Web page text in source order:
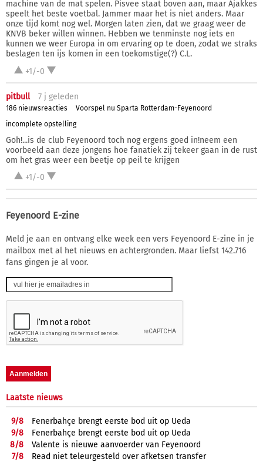
machine van de mat spelen. Pisvee staat boven aan, maar Ajakkes
speelt het beste voetbal. Jammer maar het is niet anders. Maar
onze tijd komt nog wel. Morgen laten zien, dat we graag weer de
KNVB beker willen winnen. Hebben we tenminste nog iets en
kunnen we weer Europa in om ervaring op te doen, zodat we straks
beslagen ten ijs komen in een toekomstige(?) C.L.
+1/-0
pitbull 7 j geleden
186 nieuwsreacties
Voorspel nu Sparta Rotterdam-Feyenoord
incomplete opstelling
Goh!...is de club Feyenoord toch nog ergens goed in!neem een
voorbeeld aan deze jongens hoe fanatiek zij tekeer gaan in de rust
om het gras weer een beetje op peil te krijgen
+1/-0
Feyenoord E-zine
Meld je aan en ontvang elke week een vers Feyenoord E-zine in je
mailbox met al het nieuws en achtergronden. Maar liefst 142.716
fans gingen je al voor.
Laatste nieuws
9/8
Fenerbahçe brengt eerste bod uit op Ueda
9/8
Fenerbahçe brengt eerste bod uit op Ueda
8/8
Valente is nieuwe aanvoerder van Feyenoord
7/8
Read niet teleurgesteld over afketsen transfer